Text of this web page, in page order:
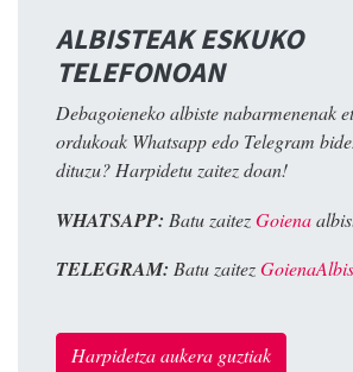
ALBISTEAK ESKUKO
TELEFONOAN
Debagoieneko albiste nabarmenenak
ordukoak Whatsapp edo Telegram
dituzu? Harpidetu zaitez doan!
WHATSAPP: Batu zaitezGoiena
TELEGRAM: Batu zaitez
Harpidetza aukera guztiak